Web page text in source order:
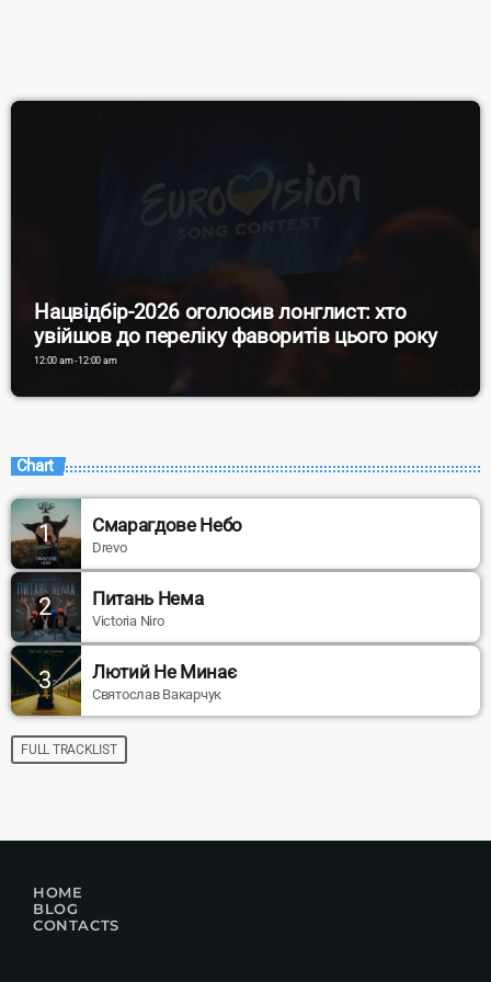
Нацвідбір-2026 оголосив лонглист: хто
увійшов до переліку фаворитів цього року
12:00 am - 12:00 am
Chart
1 Смарагдове Небо
Drevo
2 Питань Нема
Victoria Niro
3 Лютий Не Минає
Святослав Вакарчук
FULL TRACKLIST
HOME
BLOG
CONTACTS